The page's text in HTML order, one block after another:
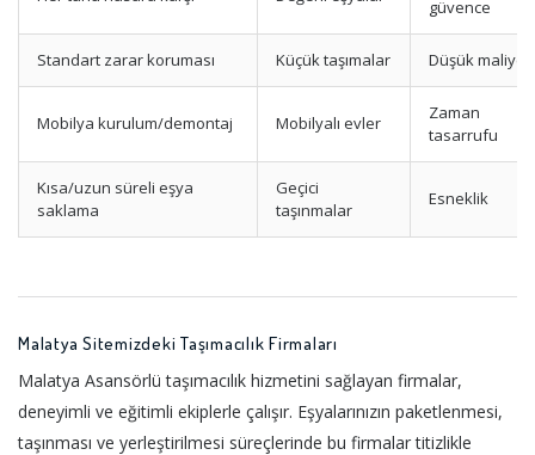
güvence
Standart zarar koruması Küçük taşımalar Düşük maliyet
Mobilya kurulum/demontaj Mobilyalı evler
Zaman
tasarrufu
Kısa/uzun süreli eşya
saklama
Geçici
taşınmalar
Esneklik
Malatya Sitemizdeki Taşımacılık Firmaları
Malatya Asansörlü taşımacılık hizmetini sağlayan firmalar,
deneyimli ve eğitimli ekiplerle çalışır. Eşyalarınızın paketlenmesi,
taşınması ve yerleştirilmesi süreçlerinde bu firmalar titizlikle